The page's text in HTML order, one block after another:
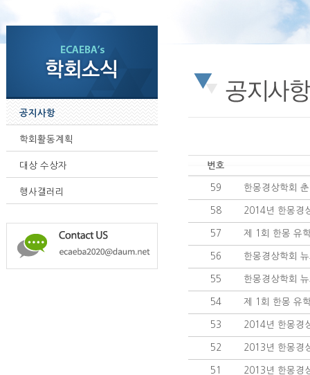
공지사항
학회활동계획
대상 수상자
행사갤러리
번호
59 한몽경상학회
58 2014년 한몽경
57 제 1회 한몽 유
56 한몽경상학회
55 한몽경상학회
54 제 1회 한몽 유
53 2014년 한몽경
52 2013년 한몽경
51 2013년 한몽경